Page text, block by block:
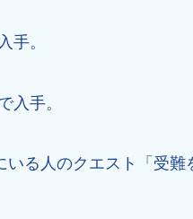
手。
入手。
る人のクエスト「受難